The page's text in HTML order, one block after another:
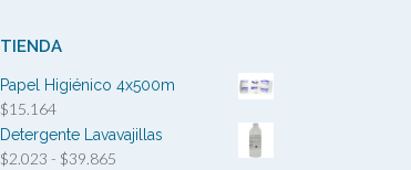
TIENDA
Papel Higiénico 4x500m
$15.164
Detergente Lavavajillas
$2.023 - $39.865